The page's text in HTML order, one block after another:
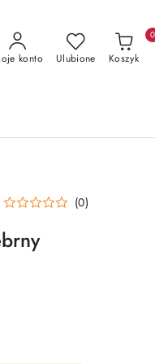
konto Ulubione Koszyk
0
(0)